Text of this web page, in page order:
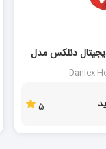
دنلکس مدل
Danlex
5